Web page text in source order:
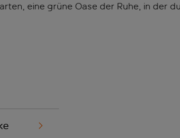
eine grüne Oase der Ruhe, in der